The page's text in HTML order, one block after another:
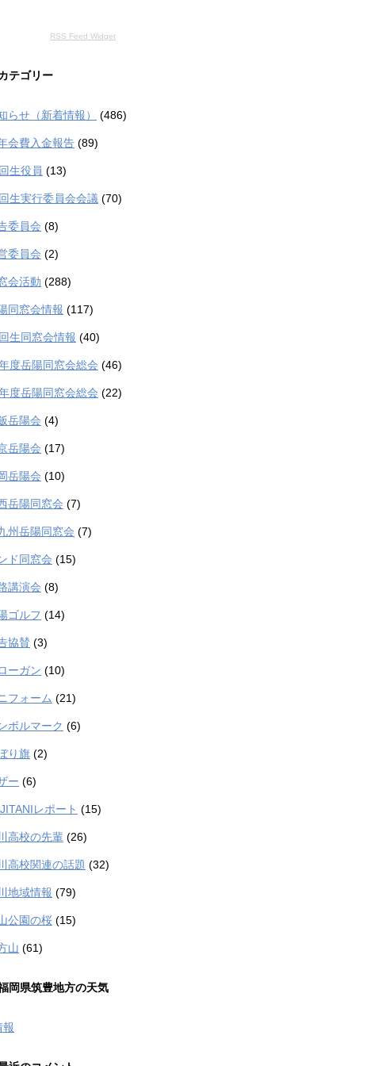
RSS Feed Widget
テゴリー
らせ（新着情報） (486)
会費入金報告 (89)
生役員 (13)
生実行委員会会議 (70)
委員会 (8)
委員会 (2)
会活動 (288)
同窓会情報 (117)
生同窓会情報 (40)
度岳陽同窓会総会 (46)
度岳陽同窓会総会 (22)
岳陽会 (4)
岳陽会 (17)
岳陽会 (10)
岳陽同窓会 (7)
州岳陽同窓会 (7)
ド同窓会 (15)
講演会 (8)
ゴルフ (14)
協賛 (3)
ーガン (10)
フォーム (21)
ボルマーク (6)
り旗 (2)
ー (6)
レポート (15)
高校の先輩 (26)
高校関連の話題 (32)
地域情報 (79)
公園の桜 (15)
山 (61)
岡県筑豊地方の天気
報